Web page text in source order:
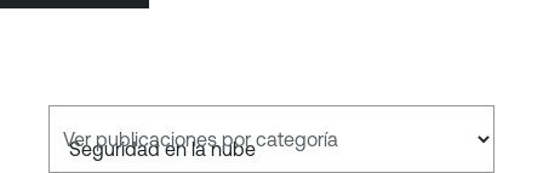
Ver publicaciones por categoría